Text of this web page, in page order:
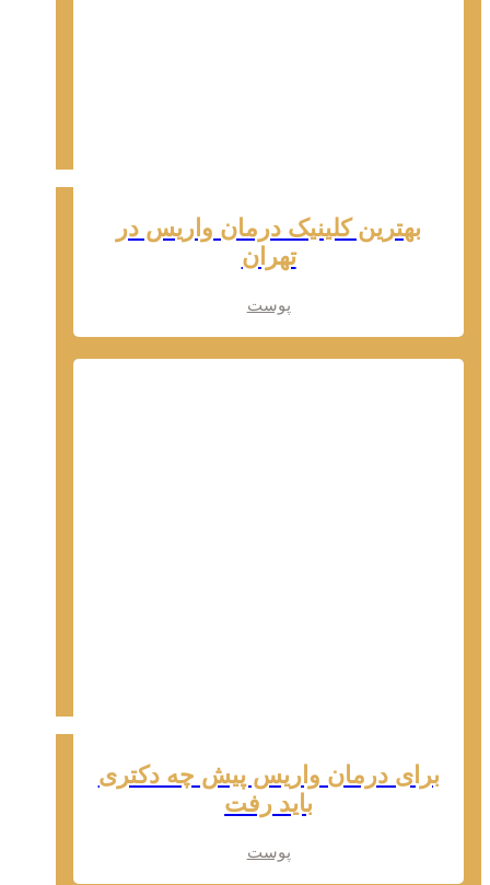
بهترین کلینیک درمان واریس در
تهران
پوست
برای درمان واریس پیش چه دکتری
باید رفت
پوست